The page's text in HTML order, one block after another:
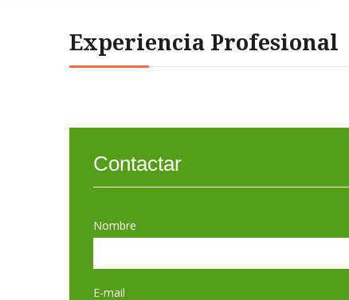
Experiencia Profesional
Contactar
Nombre
E-mail